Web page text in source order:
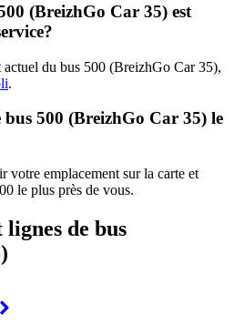
(BreizhGo Car 35) est
actuel du bus 500 (BreizhGo Car 35),
.
bus 500 (BreizhGo Car 35) le
votre emplacement sur la carte et
le plus près de vous.
de bus